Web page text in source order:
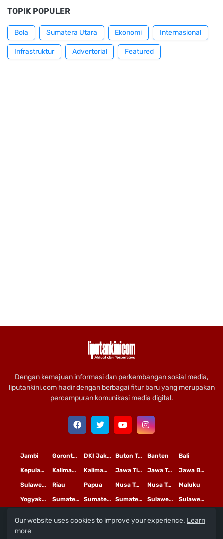
TOPIK POPULER
Bola Sumatera Utara Ekonomi Internasional
Infrastruktur Advertorial Featured
Dengan kemajuan informasi dan perkembangan sosial media,
liputankini.com hadir dengan berbagai fitur baru yang merupakan
percampuran komunikasi media digital.
Bali
Banten
Buton Tengah
DKI Jakarta
Gorontalo
Jambi
Jawa Barat
Jawa Tengah
Jawa Timur
Kalimantan Tengah
Kalimantan Timur
Kepulauan Riau
Maluku
Nusa Tenggara Barat
Nusa Tenggara Timur
Papua
Riau
Sulawesi Selatan
Sulawesi Tengah
Sulawesi Utara
Sumatera Barat
Sumatera Selatan
Sumatera Utara
Yogyakarta
Copyright© 2020 PTLiputan Kini Mediatama
Our website uses cookies to improve your experience. Learn
more